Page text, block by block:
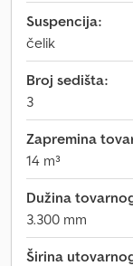
Suspencija:
čelik
Broj sedišta:
3
Zapremina
14 m³
Dužina
3.300 mm
Širina